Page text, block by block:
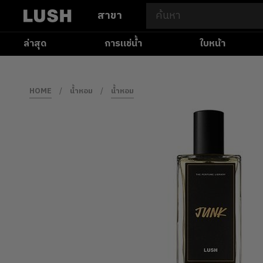
สาขา
ล่าสุด
การแช่น้ำ ใบหน้า
HOME / น้ำหอม / น้ำหอม